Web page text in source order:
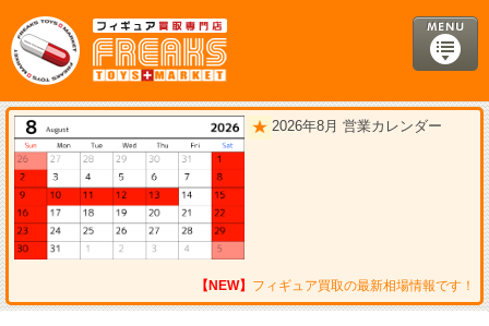
2026年8月 営業カレンダー
【NEW】 フィギュア買取の最新相場情報です！